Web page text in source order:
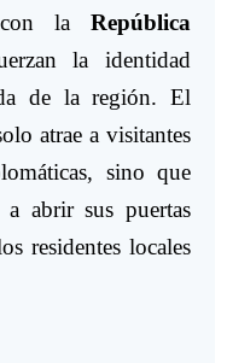
la República
la identidad
de la región. El
atrae a visitantes
sino que
a abrir sus puertas
residentes locales